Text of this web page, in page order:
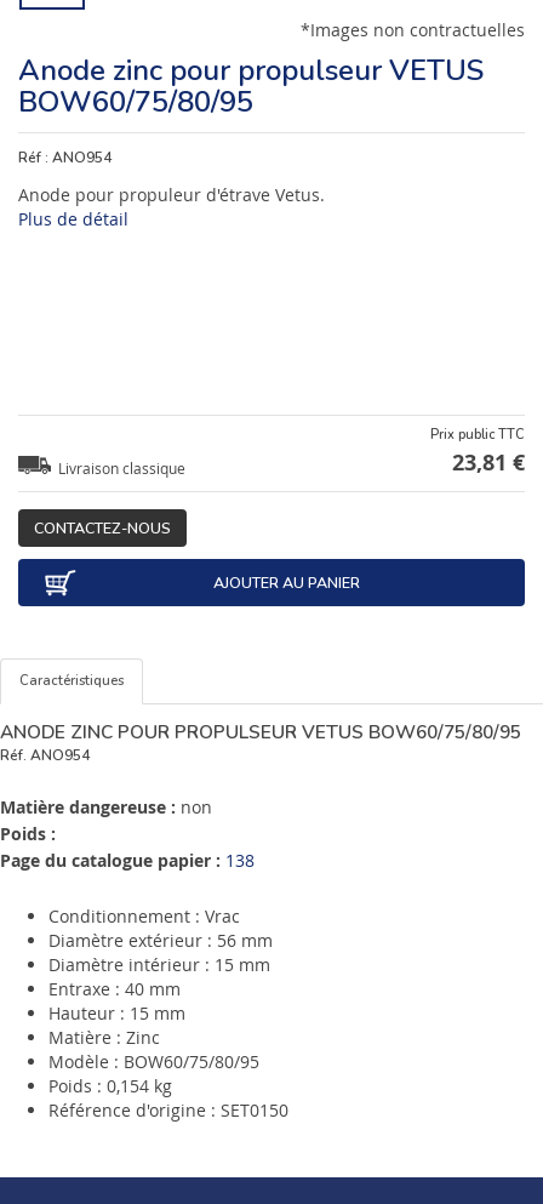
*Images non contractuelles
Anode zinc pour propulseur VETUS
BOW60/75/80/95
Réf : ANO954
Anode pour propuleur d'étrave Vetus.
Plus de détail
Livraison classique
Prix public TTC
23,81 €
CONTACTEZ-NOUS
AJOUTER AU PANIER
Caractéristiques
ANODE ZINC POUR PROPULSEUR VETUS BOW60/75/80/95
Réf. ANO954
Matière dangereuse : non
Poids :
Page du catalogue papier : 138
Conditionnement : Vrac
Diamètre extérieur : 56 mm
Diamètre intérieur : 15 mm
Entraxe : 40 mm
Hauteur : 15 mm
Matière : Zinc
Modèle : BOW60/75/80/95
Poids : 0,154 kg
Référence d'origine : SET0150